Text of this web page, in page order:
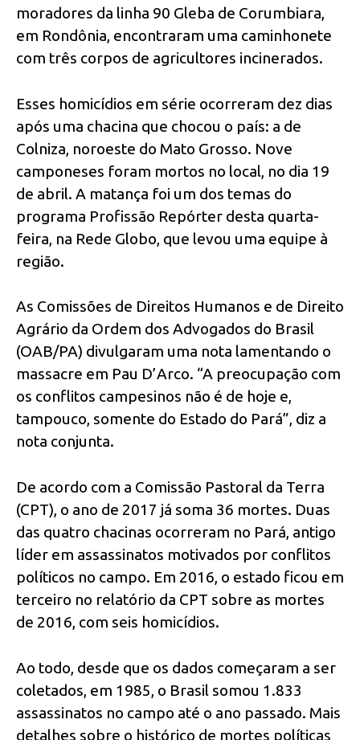
moradores da linha 90 Gleba de Corumbiara,
em Rondônia, encontraram uma caminhonete
com três corpos de agricultores incinerados.
Esses homicídios em série ocorreram dez dias
após uma chacina que chocou o país: a de
Colniza, noroeste do Mato Grosso. Nove
camponeses foram mortos no local, no dia 19
de abril. A matança foi um dos temas do
programa Profissão Repórter desta quarta-
feira, na Rede Globo, que levou uma equipe à
região.
As Comissões de Direitos Humanos e de Direito
Agrário da Ordem dos Advogados do Brasil
(OAB/PA) divulgaram uma nota lamentando o
massacre em Pau D’Arco. “A preocupação com
os conflitos campesinos não é de hoje e,
tampouco, somente do Estado do Pará”, diz a
nota conjunta.
De acordo com a Comissão Pastoral da Terra
(CPT), o ano de 2017 já soma 36 mortes. Duas
das quatro chacinas ocorreram no Pará, antigo
líder em assassinatos motivados por conflitos
políticos no campo. Em 2016, o estado ficou em
terceiro no relatório da CPT sobre as mortes
de 2016, com seis homicídios.
Ao todo, desde que os dados começaram a ser
coletados, em 1985, o Brasil somou 1.833
assassinatos no campo até o ano passado. Mais
detalhes sobre o histórico de mortes políticas